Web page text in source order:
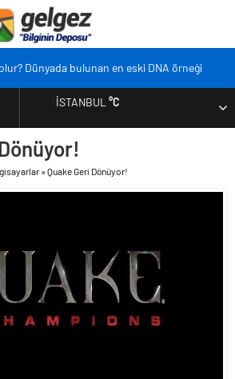
Dünyada bulunan en eski DNA örneği
diğer bebeklerden farklı?
riskini azaltıyor
önceden belirlenebilecek
İSTANBUL°C
»Quake Geri Dönüyor!